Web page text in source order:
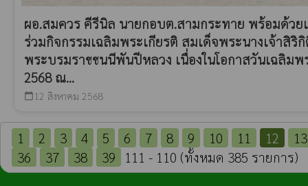
ผอ.สมควร คีรีนิล นายกอบต.สามกระทาย พร้อมด้ว
ร่วมกิจกรรมเฉลิมพระเกียรติ สมเด็จพระนางเจ้าสิริ
พระบรมราชชนนีพันปีหลวง เนื่องในโอกาสวันเฉลิม
2568 ณ...
calendar_today 12 สิงหาคม 2568
1 2 3 4 5 6 7 8 9 10 11 12
13
36
37 38 39 111 - 110 (ทั้งหมด 385 รายการ)